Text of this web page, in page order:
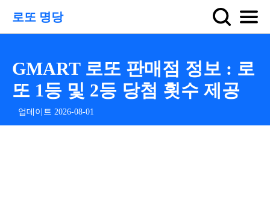
로또 명당
GMART 로또 판매점 정보 : 로
또 1등 및 2등 당첨 횟수 제공
업데이트 2026-08-01